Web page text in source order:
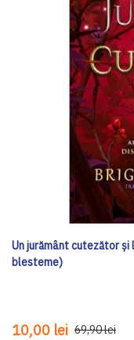
Un jurământ cutezător
blesteme)
10,00 lei 69,90 lei